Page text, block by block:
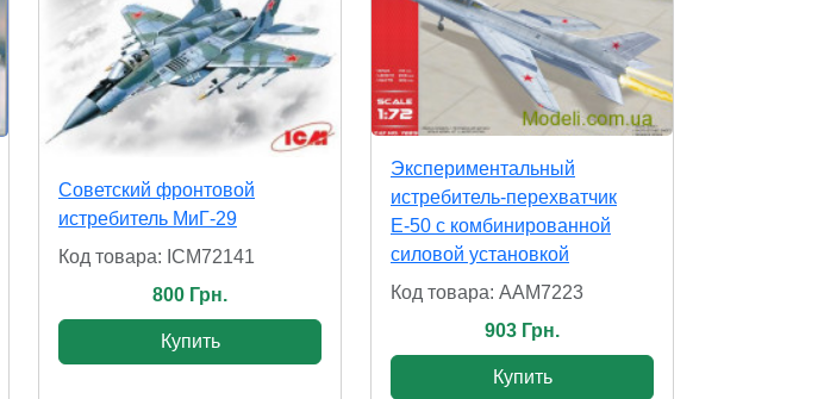
Cоветский фронтовой
истребитель МиГ-29
Код товара: ICM72141
800 Грн.
Купить
Экспериментальный
истребитель-перехватчик
Е-50 с комбинированной
силовой установкой
Код товара: AAM7223
903 Грн.
Купить